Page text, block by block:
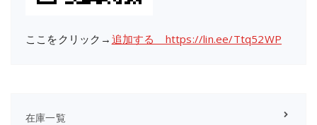
ここをクリック→ 追加する https://lin.ee/Ttq52WP
在庫一覧